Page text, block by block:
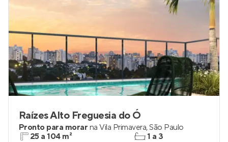
Raízes Alto Freguesia do Ó
Pronto para morar na Vila Primavera,São Paulo
25 a 104 m²
1 a 3